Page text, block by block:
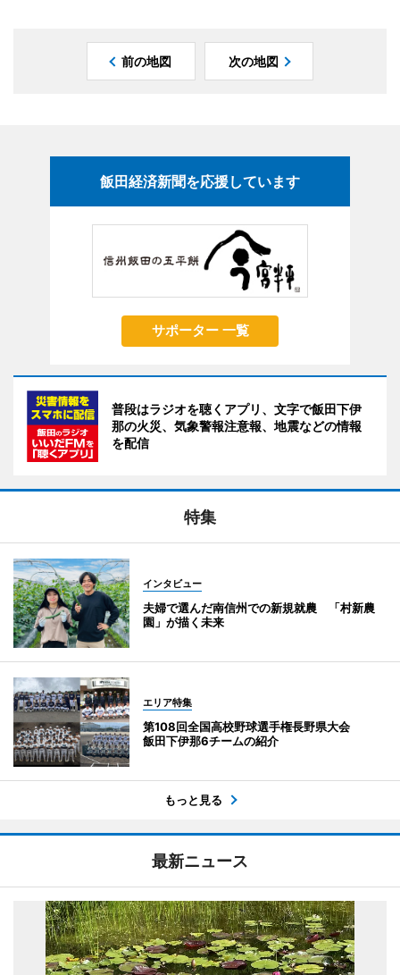
前の地図 次の地図
飯田経済新聞を応援しています
サポーター 一覧
普段はラジオを聴くアプリ、文字で飯田下伊
那の火災、気象警報注意報、地震などの情報
を配信
特集
インタビュー
夫婦で選んだ南信州での新規就農 「村新農
園」が描く未来
エリア特集
第108回全国高校野球選手権長野県大会
飯田下伊那6チームの紹介
もっと見る
最新ニュース